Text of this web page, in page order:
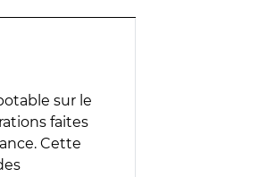
sur le
faites
Cette